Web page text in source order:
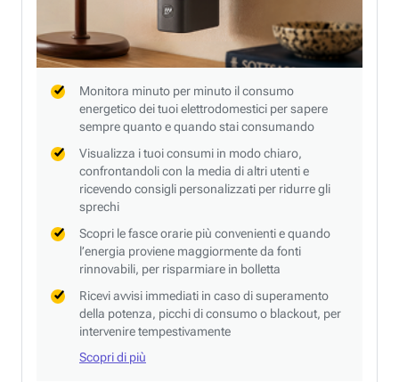
Monitora minuto per minuto il consumo
energetico dei tuoi elettrodomestici per sapere
sempre quanto e quando stai consumando
Visualizza i tuoi consumi in modo chiaro,
confrontandoli con la media di altri utenti e
ricevendo consigli personalizzati per ridurre gli
sprechi
Scopri le fasce orarie più convenienti e quando
l’energia proviene maggiormente da fonti
rinnovabili, per risparmiare in bolletta
Ricevi avvisi immediati in caso di superamento
della potenza, picchi di consumo o blackout, per
intervenire tempestivamente
Scopri di più